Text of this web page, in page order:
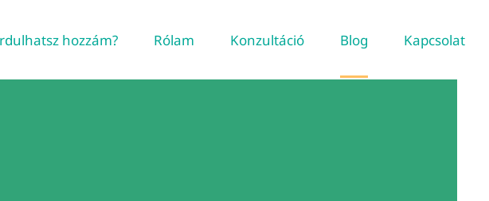
hozzám? Rólam Konzultáció Blog Kapcsolat